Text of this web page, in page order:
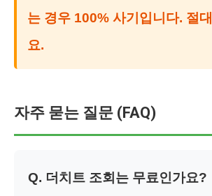
는 경우 100% 사기입니다. 절
요.
자주 묻는 질문 (FAQ)
Q. 더치트 조회는 무료인가요?